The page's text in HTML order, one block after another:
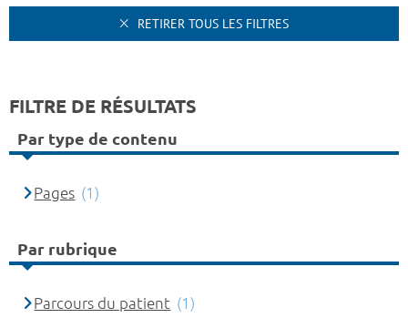
RETIRER TOUS LES FILTRES
FILTRE DE RÉSULTATS
Par type de contenu
Pages (1)
Par rubrique
Parcours du patient (1)